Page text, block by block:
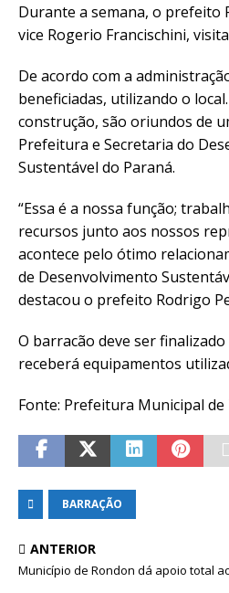
Durante a semana, o prefeito
vice Rogerio Francischini,
De acordo com a
beneficiadas, utilizando o
construção, são oriundos de
Prefeitura e Secretaria do
Sustentável do Paraná.
“Essa é a nossa função;
recursos junto aos nossos
acontece pelo ótimo
de Desenvolvimento
destacou o prefeito Rodrigo
O barracão deve ser
receberá equipamentos
Fonte: Prefeitura Municipal de
BARRAÇÃO
ANTERIOR
Município de Rondon dá apoio total